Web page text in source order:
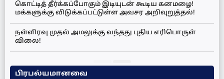
கொட்டித் தீர்க்கப்போகும் இடியுடன் கூடிய கனமழை!
மக்களுக்கு விடுக்கப்பட்டுள்ள அவசர அறிவுறுத்தல்!
நள்ளிரவு முதல் அமலுக்கு வந்தது புதிய எரிபொருள்
விலை!
பிரபல்யமானவை